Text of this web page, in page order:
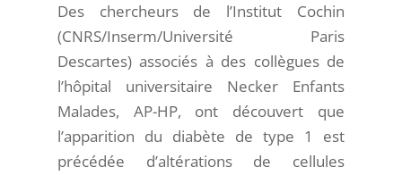
Des chercheurs de l’Institut Cochin
(CNRS/Inserm/Université Paris
Descartes) associés à des collègues de
l’hôpital universitaire Necker Enfants
Malades, AP-HP, ont découvert que
l’apparition du diabète de type 1 est
précédée d’altérations de cellules